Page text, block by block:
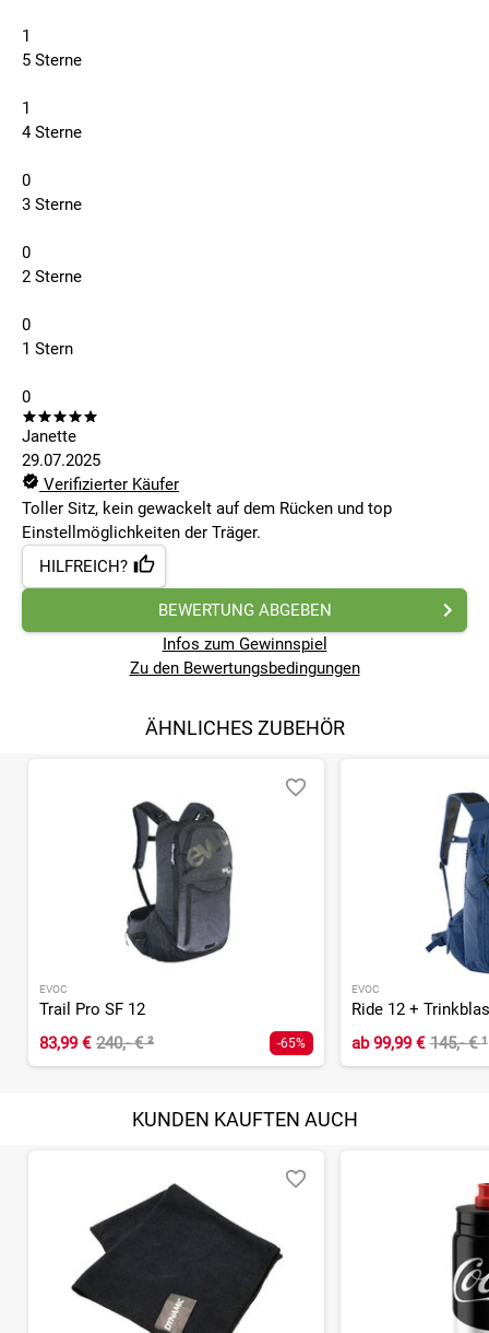
1
5 Sterne
1
4 Sterne
0
3 Sterne
0
2 Sterne
0
1 Stern
0
Janette
29.07.2025
Verifizierter Käufer
Toller Sitz, kein gewackelt auf dem Rücken und top
Einstellmöglichkeiten der Träger.
HILFREICH?
BEWERTUNG ABGEBEN
Infos zum Gewinnspiel
Zu den Bewertungsbedingungen
ÄHNLICHES ZUBEHÖR
EVOC
Trail Pro SF 12
83,99 € 240,- €² -65%
EVOC
Ride 12 +
ab99,99 € 145,- €¹
KUNDEN KAUFTEN AUCH